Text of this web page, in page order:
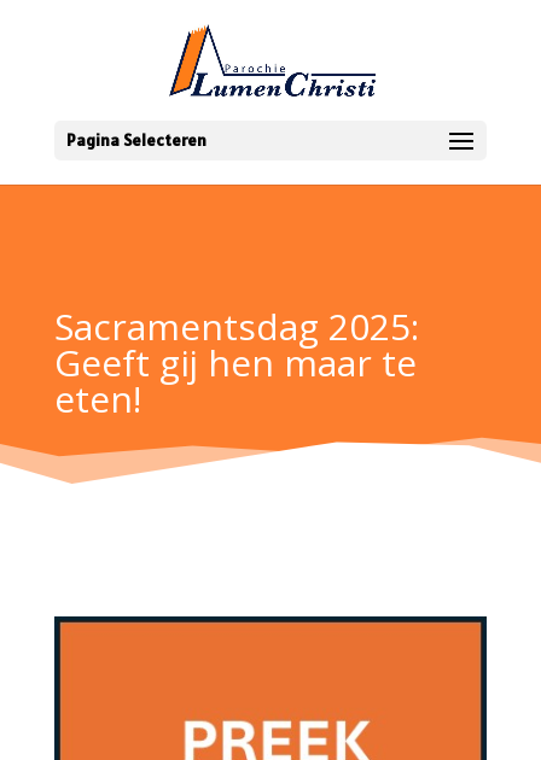
Pagina Selecteren
Sacramentsdag 2025:
Geeft gij hen maar te
eten!